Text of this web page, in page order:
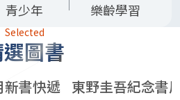
青少年 樂齡學習
Selected
圖書
新書快遞 東野圭吾紀念書